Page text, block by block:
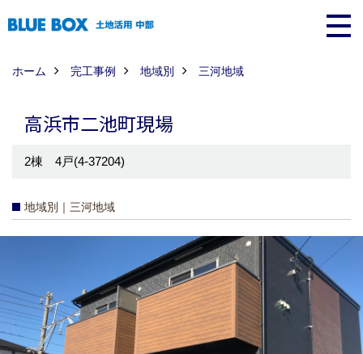
ホーム 完工事例 地域別 三河地域
高浜市二池町現場
2棟 4戸(4-37204)
地域別｜三河地域